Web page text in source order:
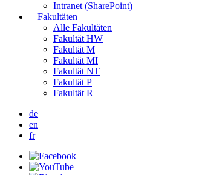
Intranet (SharePoint)
Fakultäten
Alle Fakultäten
Fakultät HW
Fakultät M
Fakultät MI
Fakultät NT
Fakultät P
Fakultät R
de
en
fr